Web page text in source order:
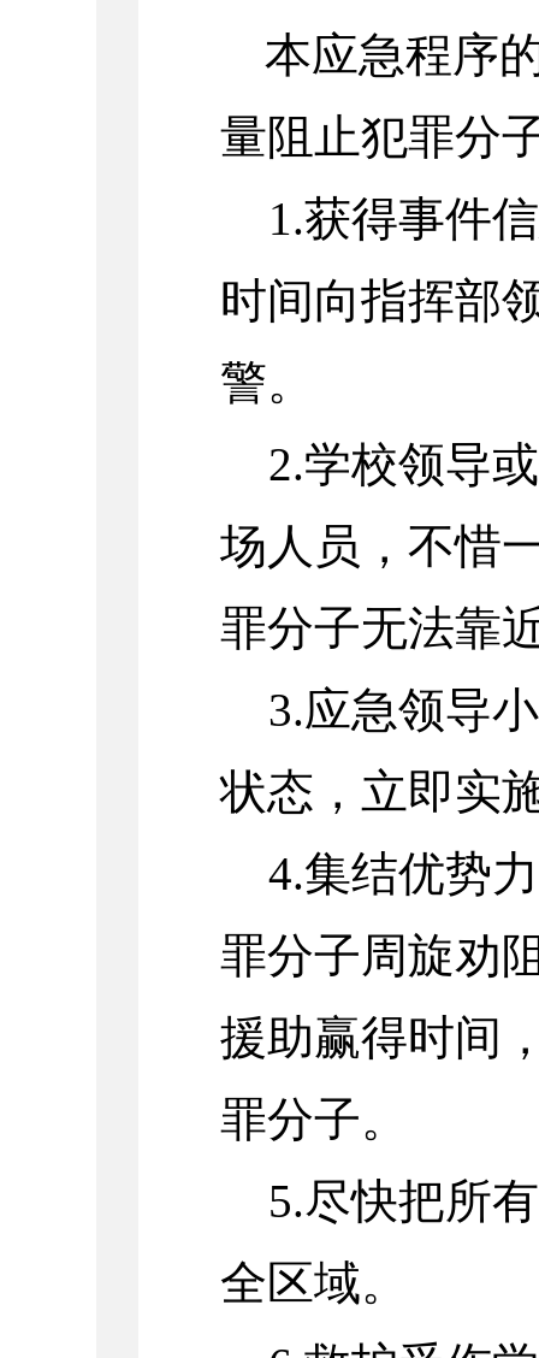
本应急程序
量阻止犯罪分
1.获得事件
时间向指挥部
警。
2.学校领导
场人员，不惜
罪分子无法靠
3.应急领导
状态，立即实
4.集结优势
罪分子周旋劝
援助赢得时间
罪分子。
5.尽快把所
全区域。